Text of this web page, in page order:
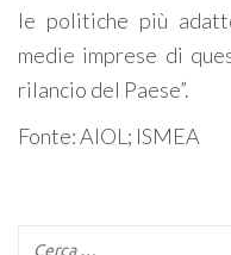
le politiche più
medie imprese di
rilancio del Paese”.
Fonte: AIOL; ISMEA